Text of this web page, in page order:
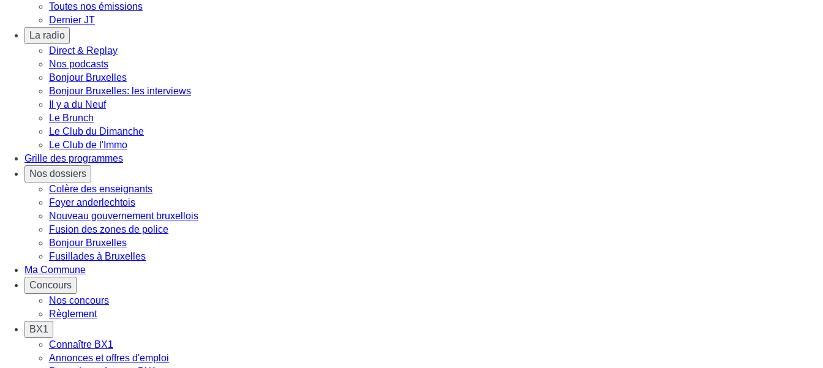
Toutes nos émissions
Dernier JT
La radio
Direct & Replay
Nos podcasts
Bonjour Bruxelles
Bonjour Bruxelles: les interviews
Il y a du Neuf
Le Brunch
Le Club du Dimanche
Le Club de l'Immo
Grille des programmes
Nos dossiers
Colère des enseignants
Foyer anderlechtois
Nouveau gouvernement bruxellois
Fusion des zones de police
Bonjour Bruxelles
Fusillades à Bruxelles
Ma Commune
Concours
Nos concours
Règlement
BX1
Connaître BX1
Annonces et offres d'emploi